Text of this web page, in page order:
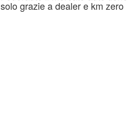
solo grazie a dealer e km zero